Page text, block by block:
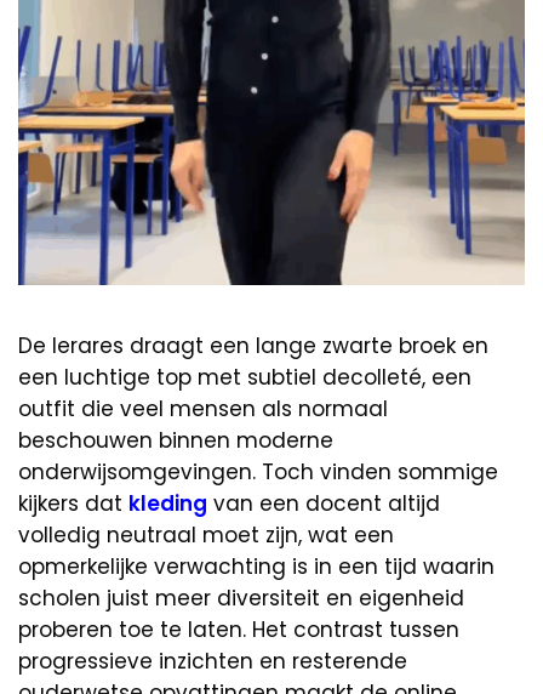
De lerares draagt een lange zwarte broek en
een luchtige top met subtiel decolleté, een
outfit die veel mensen als normaal
beschouwen binnen moderne
onderwijsomgevingen. Toch vinden sommige
kijkers dat kleding van een docent altijd
volledig neutraal moet zijn, wat een
opmerkelijke verwachting is in een tijd waarin
scholen juist meer diversiteit en eigenheid
proberen toe te laten. Het contrast tussen
progressieve inzichten en resterende